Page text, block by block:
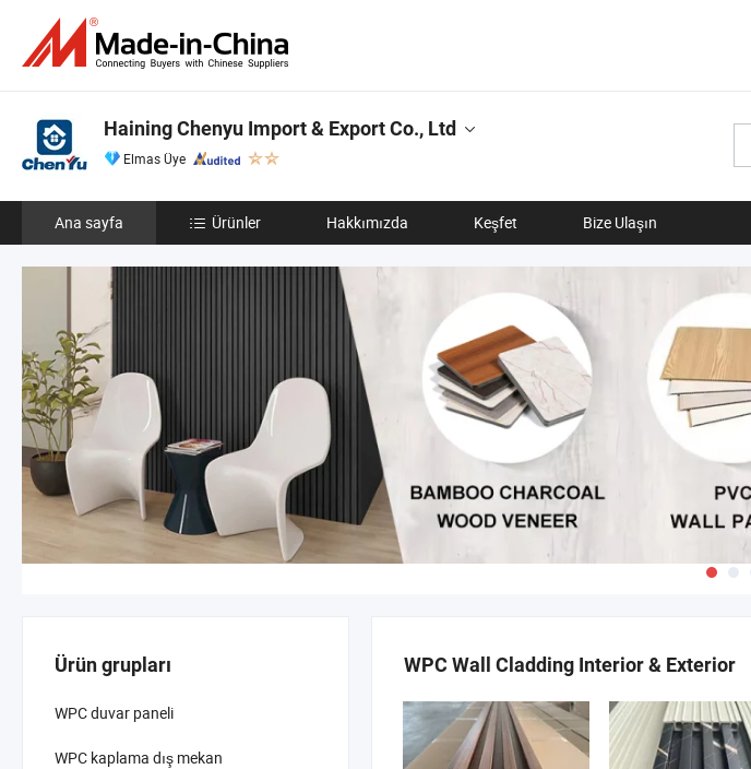
Haining Chenyu Import & Export Co., Ltd
Elmas Üye
Ana sayfa Ürünler Hakkımızda Keşfet Bize Ulaşın
WPC Wall Cladding Interior & Exterior
Ürün grupları
WPC duvar paneli
WPC kaplama dış mekan